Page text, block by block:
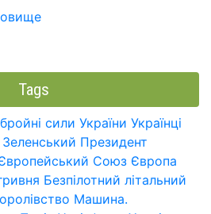
Tags
сили України Українці
Президент
Союз Європа
Безпілотний літальний
Машина.